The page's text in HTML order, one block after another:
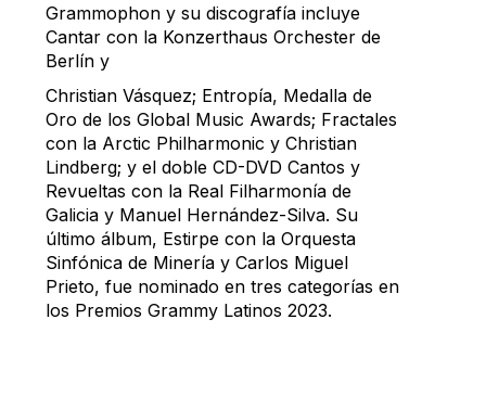
Grammophon y su discografía incluye
Cantar con la Konzerthaus Orchester de
Berlín y
Christian Vásquez; Entropía, Medalla de
Oro de los Global Music Awards; Fractales
con la Arctic Philharmonic y Christian
Lindberg; y el doble CD-DVD Cantos y
Revueltas con la Real Filharmonía de
Galicia y Manuel Hernández-Silva. Su
último álbum, Estirpe con la Orquesta
Sinfónica de Minería y Carlos Miguel
Prieto, fue nominado en tres categorías en
los Premios Grammy Latinos 2023.